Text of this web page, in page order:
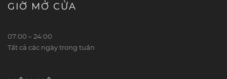
GIỜ MỞ CỬA
07:00 – 24:00
Tất cả các ngày trong tuần